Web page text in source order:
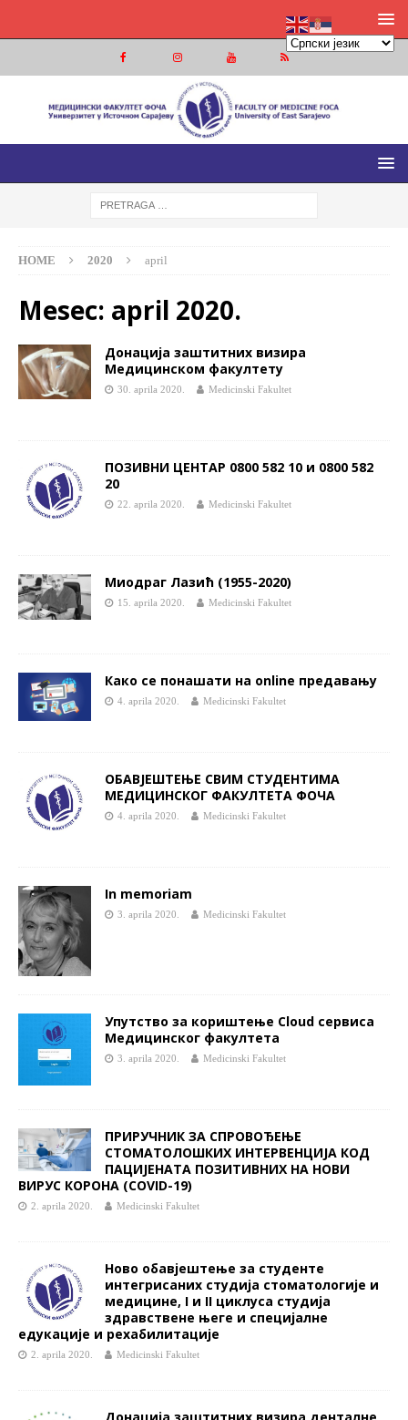
МЕДИЦИНСКИ ФАКУЛТЕТ ФОЧА
МЕДИЦИНСКИ ФАКУЛТЕТ УНИВЕРЗИТЕТА У ИСТОЧНОМ
HOME 2020 april
Mesec: april 2020.
Донација заштитних визира
Медицинском факултету
30. aprila 2020. Medicinski Fakultet
ПОЗИВНИ ЦЕНТАР 0800 582 10 и 0800 582
20
22. aprila 2020. Medicinski Fakultet
Миодраг Лазић (1955-2020)
15. aprila 2020. Medicinski Fakultet
Како се понашати на online предавању
4. aprila 2020. Medicinski Fakultet
ОБАВЈЕШТЕЊЕ СВИМ СТУДЕНТИМА
МЕДИЦИНСКОГ ФАКУЛТЕТА ФОЧА
4. aprila 2020. Medicinski Fakultet
In memoriam
3. aprila 2020. Medicinski Fakultet
Упутство за кориштење Cloud сервиса
Медицинског факултета
3. aprila 2020. Medicinski Fakultet
ПРИРУЧНИК ЗА СПРОВОЂЕЊЕ
СТОМАТОЛОШКИХ ИНТЕРВЕНЦИЈА КОД
ПАЦИЈЕНАТА ПОЗИТИВНИХ НА НОВИ
ВИРУС КОРОНА (COVID-19)
2. aprila 2020. Medicinski Fakultet
Ново обавјештење за студенте
интегрисаних студија стоматологије и
медицине, I и II циклуса студија
здравствене његе и специјалне
едукације и рехабилитације
2. aprila 2020. Medicinski Fakultet